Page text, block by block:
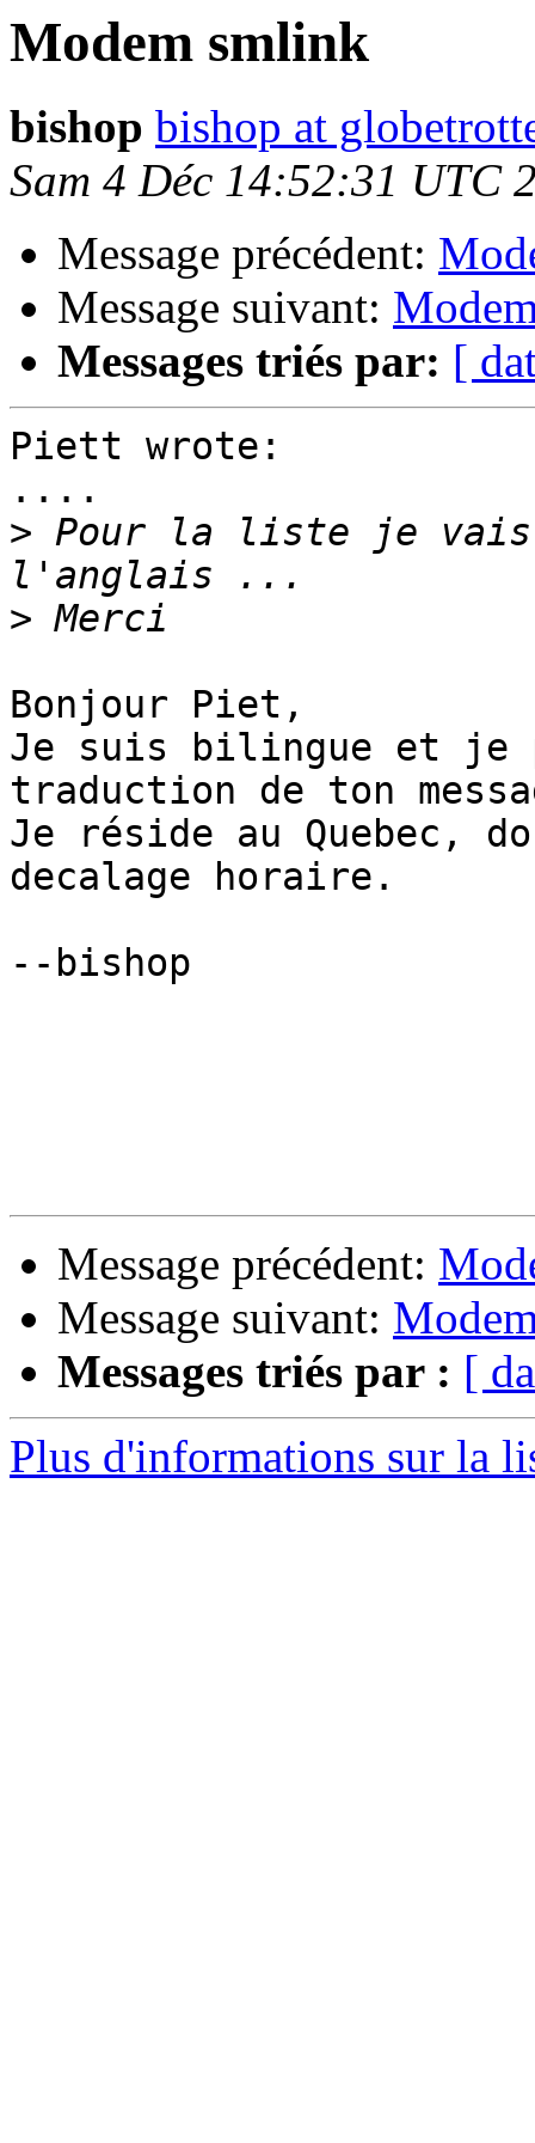
Modem smlink
bishop bishop at
Sam 4 Déc 14:52:31 UTC
Message précédent:
Message suivant:
Messages triés par: [
Piett wrote:
....
> Pour la liste je vais
>
Bonjour Piet,
Je suis bilingue et je
traduction de ton
Je réside au Quebec,
decalage horaire.
--bishop
Message précédent:
Message suivant:
Messages triés par : [
Plus d'informations sur la